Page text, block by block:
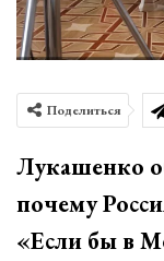
Поделиться
Лукашенко
почему
«Если бы в